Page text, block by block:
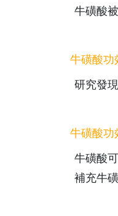
牛磺酸
牛磺酸功
研究發
牛磺酸功
牛磺酸
補充牛